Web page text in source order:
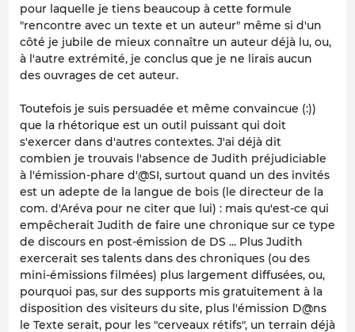
pour laquelle je tiens beaucoup à cette formule
"rencontre avec un texte et un auteur" même si d'un
côté je jubile de mieux connaître un auteur déjà lu, ou,
à l'autre extrémité, je conclus que je ne lirais aucun
des ouvrages de cet auteur.
Toutefois je suis persuadée et même convaincue (:))
que la rhétorique est un outil puissant qui doit
s'exercer dans d'autres contextes. J'ai déjà dit
combien je trouvais l'absence de Judith préjudiciable
à l'émission-phare d'@SI, surtout quand un des invités
est un adepte de la langue de bois (le directeur de la
com. d'Aréva pour ne citer que lui) : mais qu'est-ce qui
empêcherait Judith de faire une chronique sur ce type
de discours en post-émission de DS ... Plus Judith
exercerait ses talents dans des chroniques (ou des
mini-émissions filmées) plus largement diffusées, ou,
pourquoi pas, sur des supports mis gratuitement à la
disposition des visiteurs du site, plus l'émission D@ns
le Texte serait, pour les "cerveaux rétifs", un terrain déjà